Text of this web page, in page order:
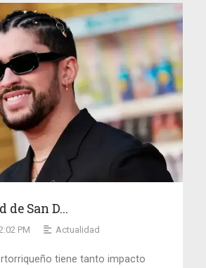
San D...
PM Actualidad
tiene tanto impacto